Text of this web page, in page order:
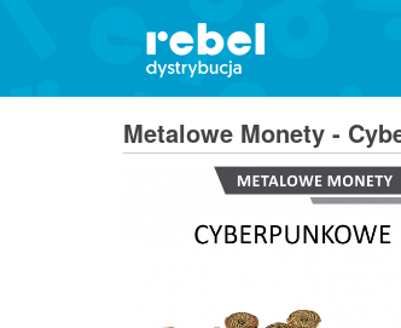
Metalowe Monety -